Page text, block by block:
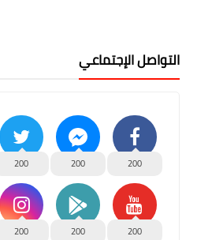
التواصل الإجتماعي
200
200
200
200
200
200